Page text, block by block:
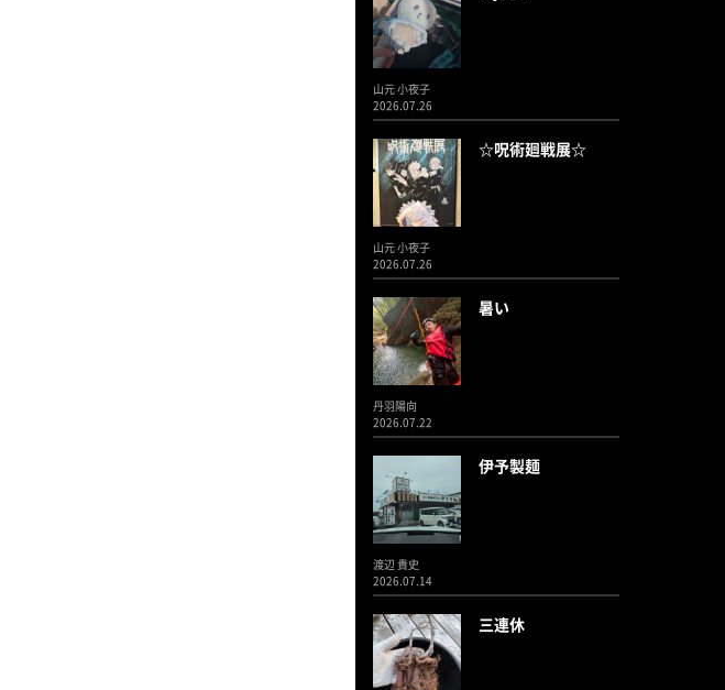
山元 小夜子
2026.07.26
☆呪術廻戦展☆
山元 小夜子
2026.07.26
暑い
丹羽陽向
2026.07.22
伊予製麺
渡辺 貴史
2026.07.14
三連休